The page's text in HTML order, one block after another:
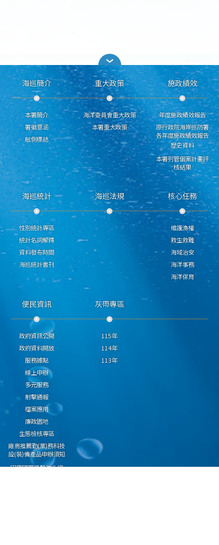
海巡簡介
本署簡介
署徽意涵
舷側標誌
重大政策
海洋委員會重大政策
本署重大政策
施政績效
年度施政績效報告
原行政院海岸巡防署
各年度施政績效報告
歷史資料
本署列管個案計畫評
核結果
海巡統計
性別統計專區
統計名詞解釋
資料發布時間
海巡統計書刊
海巡法規 核心任務
維護漁權
救生救難
海域治安
海洋事務
海洋保育
便民資訊
政府資訊公開
政府資料開放
服務據點
線上申辦
多元服務
射擊通報
檔案應用
廉政園地
生態檢核專區
廠商推薦勤(業)務科技
設(裝)備產品申辦須知
因應國際情勢強化經
灰帶專區
115年
114年
113年